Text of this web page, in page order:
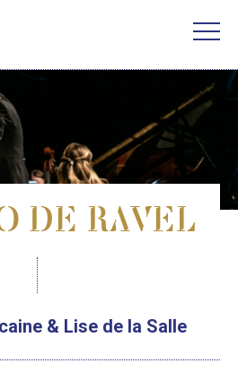
DE RAVEL
& Lise de la Salle